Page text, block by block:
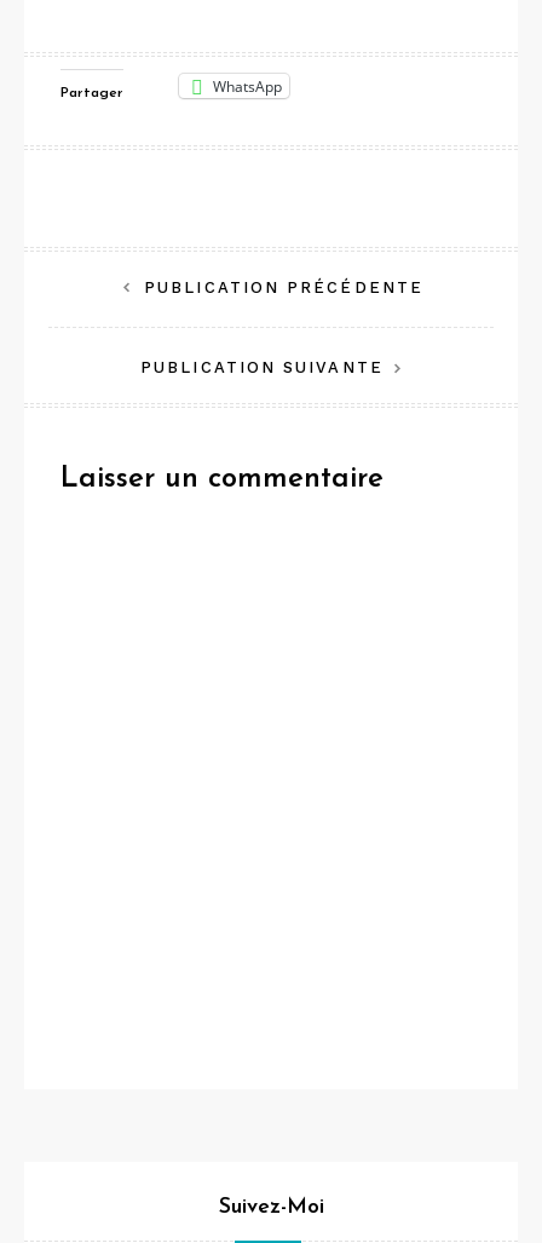
Partager WhatsApp
Navigation
de
l’article
PUBLICATION PRÉCÉDENTE
PUBLICATION SUIVANTE
Laisser un commentaire
Suivez-Moi